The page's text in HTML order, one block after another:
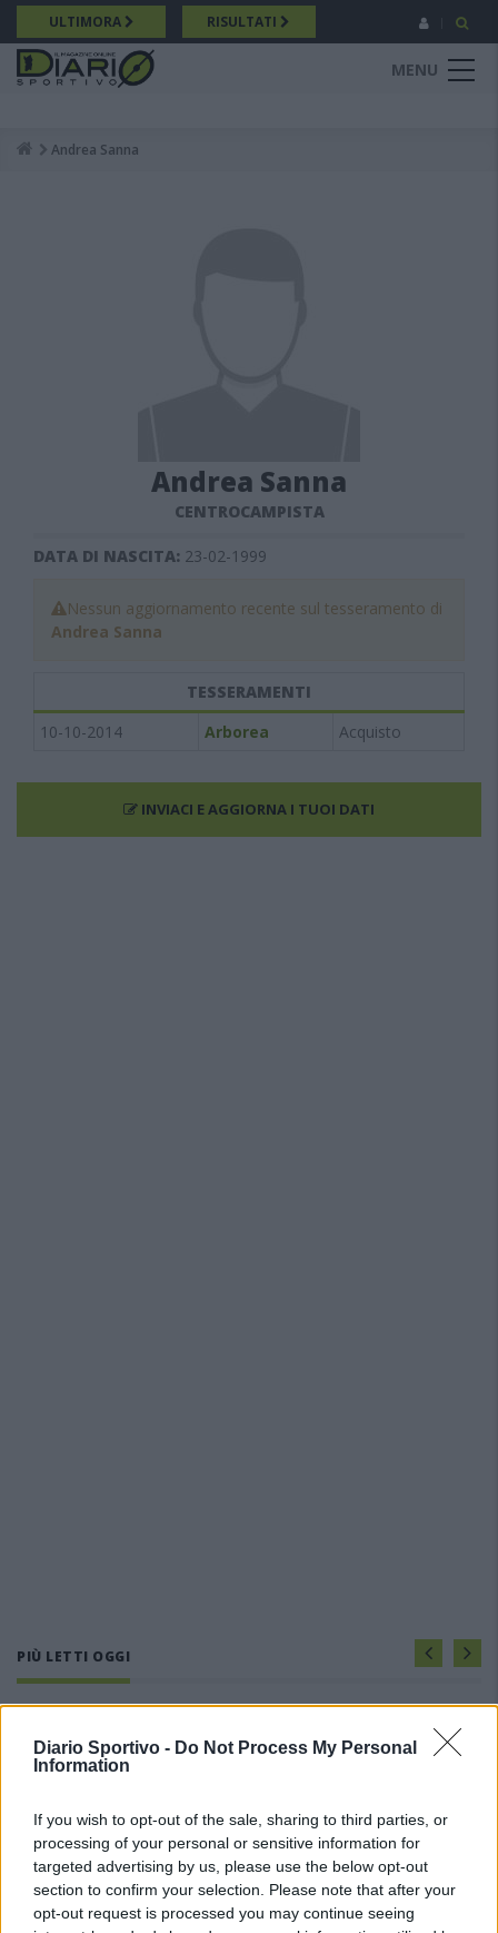
Diario Sportivo - Do Not Process My Personal
Information
If you wish to opt-out of the sale, sharing to third parties, or
processing of your personal or sensitive information for
targeted advertising by us, please use the below opt-out
section to confirm your selection. Please note that after your
opt-out request is processed you may continue seeing
Salta
al
contenuto
principale
ULTIMORA RISULTATI
MENU
Breadcrumb
Andrea Sanna
Andrea Sanna
CENTROCAMPISTA
DATA DI NASCITA: 23-02-1999
Nessun aggiornamento recente sul tesseramento di
Andrea Sanna
TESSERAMENTI
10-10-2014
Arborea Acquisto
INVIACI E AGGIORNA I TUOI DATI
PIÙ LETTI OGGI
L'Ilva si completa con Markic, Contucci,
Carlucci, Bevilacqua, Solinas, Souare e Galic
Il Monastir riparte dai pilastri Masia, Pinna e
Aloia, il primo acquisto è Loru
7 Ago 2026